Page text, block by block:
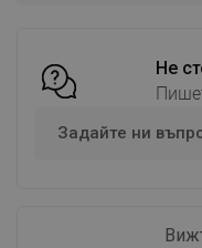
Не
Задайте ни